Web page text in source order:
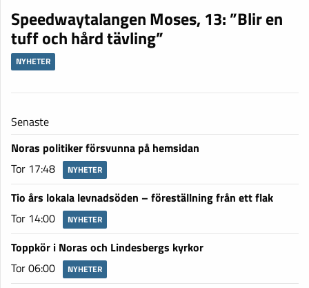
Speedwaytalangen Moses, 13: ”Blir en
tuff och hård tävling”
NYHETER
Senaste
Noras politiker försvunna på hemsidan
Tor 17:48
NYHETER
Tio års lokala levnadsöden – föreställning från ett flak
Tor 14:00
NYHETER
Toppkör i Noras och Lindesbergs kyrkor
Tor 06:00
NYHETER